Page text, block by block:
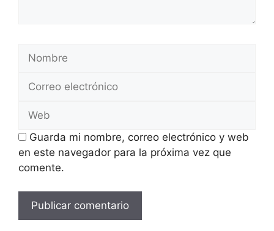
Nombre
Correo
Web
Guarda mi nombre, correo electrónico y web
en este navegador para la próxima vez que
comente.